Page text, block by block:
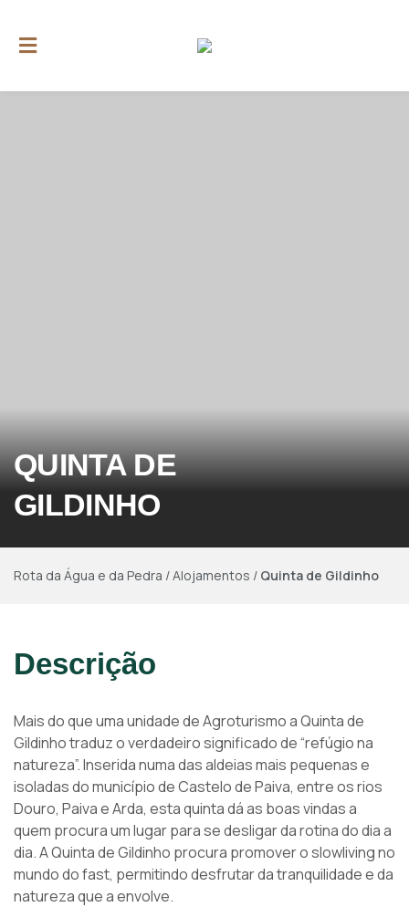
QUINTA DE
GILDINHO
Rota da Água e da Pedra /Alojamentos / Quinta de Gildinho
Descrição
Mais do que uma unidade de Agroturismo a Quinta de
Gildinho traduz o verdadeiro significado de “refúgio na
natureza”. Inserida numa das aldeias mais pequenas e
isoladas do município de Castelo de Paiva, entre os rios
Douro, Paiva e Arda, esta quinta dá as boas vindas a
quem procura um lugar para se desligar da rotina do dia a
dia. A Quinta de Gildinho procura promover o slowliving no
mundo do fast, permitindo desfrutar da tranquilidade e da
natureza que a envolve.